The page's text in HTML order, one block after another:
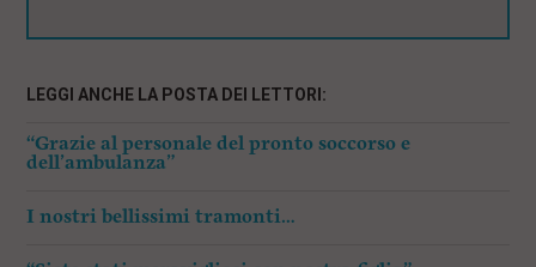
LEGGI ANCHE LA POSTA DEI LETTORI:
“Grazie al personale del pronto soccorso e
dell’ambulanza”
I nostri bellissimi tramonti…